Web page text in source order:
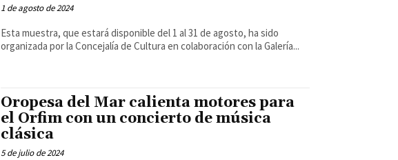
1 de agosto de 2024
Esta muestra, que estará disponible del 1 al 31 de agosto, ha sido
organizada por la Concejalía de Cultura en colaboración con la Galería...
Oropesa del Mar calienta motores para
el Orfim con un concierto de música
clásica
5 de julio de 2024